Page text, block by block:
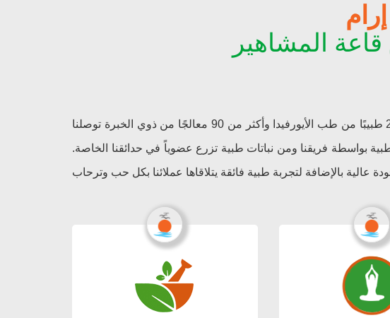
المشاهير
تقدم سوماذا ارام برامج علاج الأيورفيدا الأصيلة والتقليدية المعززة إنه ومن خلال فريق بحثنا والمكون من 20 طبيبًا من طب الأيورفيدا وأكثر من 90 معالجًا من ذوي الخبرة توصلنا
من الأدوية المستخدمة في برامجنا الطبية بواسطة فريقنا ومن نباتات طبية تزرع عضوياً في حدائقنا الخاصة.